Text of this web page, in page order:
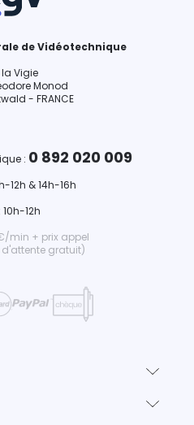
de Vidéotechnique
la Vigie
Monod
- FRANCE
: 0 892 020 009
12h & 14h-16h
10h-12h
min + prix appel
gratuit)